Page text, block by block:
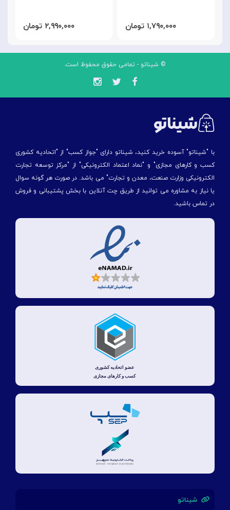
۲,۹۹۰,۰۰۰ تومان ۱,۷۹۰,۰۰۰ تومان
© شیناتو - تمامی حقوق محفوظ است.
با "شیناتو" آسوده خرید کنید، شیناتو دارای "جواز کسب" از "اتحادیه کشوری
کسب و کارهای مجازی" و "نماد اعتماد الکترونیکی" از "مركز توسعه تجارت
الكترونیكی وزارت صنعت، معدن و تجارت" می باشد. در صورت هر گونه سوال
یا نیاز به مشاوره می توانید از طریق چت آنلاین با بخش پشتیبانی و فروش
در تماس باشید.
شیناتو